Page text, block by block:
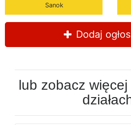
Sanok
Dodaj
lub zobacz więcej